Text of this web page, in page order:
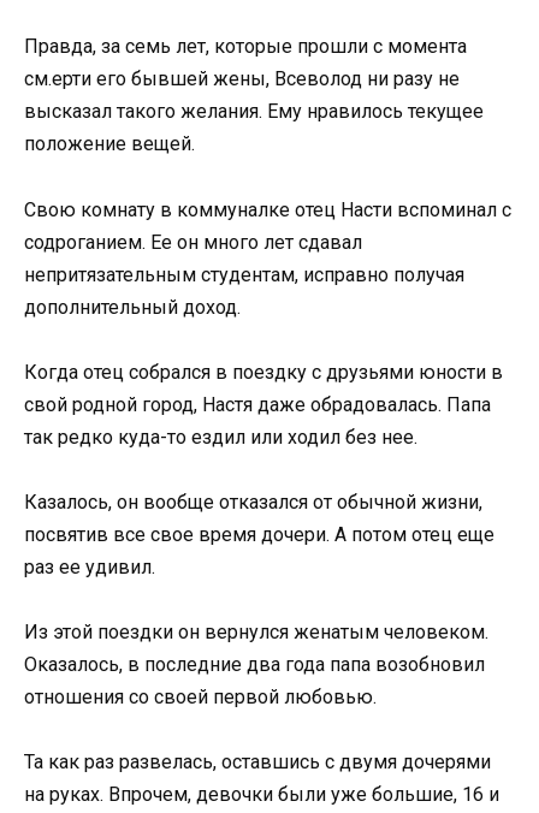
Правда, за семь лет, которые прошли с момента
см.ерти его бывшей жены, Всеволод ни разу не
высказал такого желания. Ему нравилось текущее
положение вещей.
Свою комнату в коммуналке отец Насти вспоминал с
содроганием. Ее он много лет сдавал
непритязательным студентам, исправно получая
дополнительный доход.
Когда отец собрался в поездку с друзьями юности в
свой родной город, Настя даже обрадовалась. Папа
так редко куда-то ездил или ходил без нее.
Казалось, он вообще отказался от обычной жизни,
посвятив все свое время дочери. А потом отец еще
раз ее удивил.
Из этой поездки он вернулся женатым человеком.
Оказалось, в последние два года папа возобновил
отношения со своей первой любовью.
Та как раз развелась, оставшись с двумя дочерями
на руках. Впрочем, девочки были уже большие, 16 и